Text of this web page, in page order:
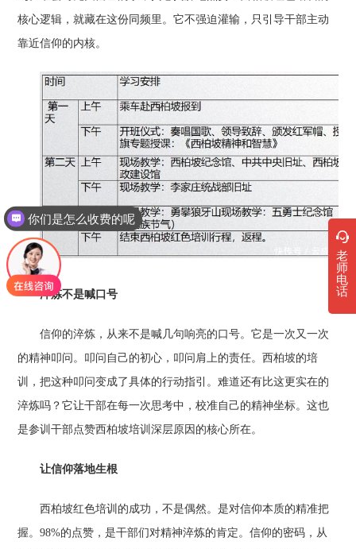
核心逻辑，就藏在这份同频里。它不强迫灌输，只引导干部主动
靠近信仰的内核。
淬炼不是喊口号
信仰的淬炼，从来不是喊几句响亮的口号。它是一次又一次
的精神叩问。叩问自己的初心，叩问肩上的责任。西柏坡的培
训，把这种叩问变成了具体的行动指引。难道还有比这更实在的
淬炼吗？它让干部在每一次思考中，校准自己的精神坐标。这也
是参训干部点赞西柏坡培训深层原因的核心所在。
让信仰落地生根
西柏坡红色培训的成功，不是偶然。是对信仰本质的精准把
握。98%的点赞，是干部们对精神淬炼的肯定。信仰的密码，从
老
师
电
话
你们是怎么收费的呢
现在有优惠活动吗